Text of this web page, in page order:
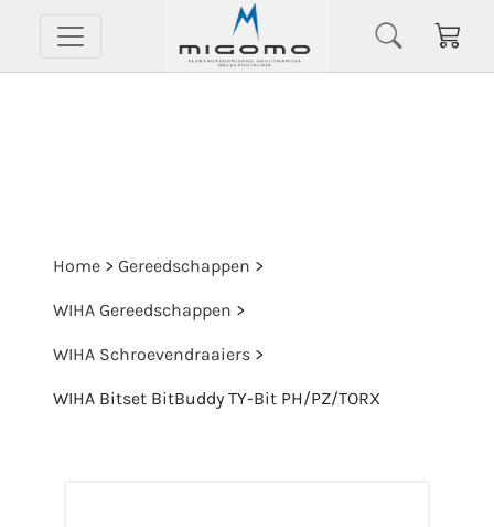
Home > Gereedschappen >
WIHA Gereedschappen >
WIHA Schroevendraaiers >
WIHA Bitset BitBuddy TY-Bit PH/PZ/TORX